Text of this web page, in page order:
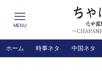
MENU
ホーム 時事ネタ 中国ネタ